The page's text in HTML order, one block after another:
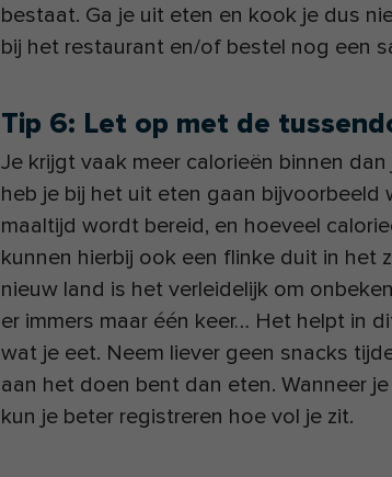
bestaat. Ga je uit eten en kook je dus
bij het restaurant en/of bestel nog een
Tip 6: Let op met de
Je krijgt vaak meer calorieën binnen
heb je bij het uit eten gaan bijvoorbeeld
maaltijd wordt bereid, en hoeveel
kunnen hierbij ook een flinke duit in het
nieuw land is het verleidelijk om
er immers maar één keer… Het helpt in
wat je eet. Neem liever geen snacks
aan het doen bent dan eten. Wanneer
kun je beter registreren hoe vol je zit.